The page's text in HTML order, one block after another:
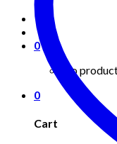
0
No
0
Cart